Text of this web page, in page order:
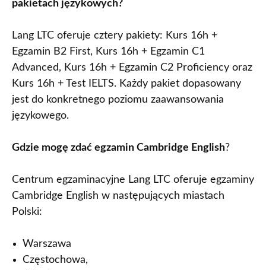
pakietach językowych?
Lang LTC oferuje cztery pakiety: Kurs 16h +
Egzamin B2 First, Kurs 16h + Egzamin C1
Advanced, Kurs 16h + Egzamin C2 Proficiency oraz
Kurs 16h + Test IELTS. Każdy pakiet dopasowany
jest do konkretnego poziomu zaawansowania
językowego.
Gdzie mogę zdać egzamin Cambridge English?
Centrum egzaminacyjne Lang LTC oferuje egzaminy
Cambridge English w następujących miastach
Polski:
Warszawa
Częstochowa,